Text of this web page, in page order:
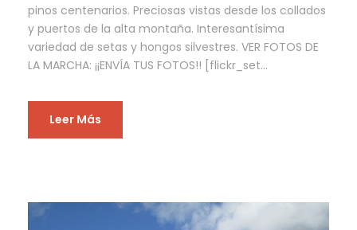
pinos centenarios. Preciosas vistas desde los collados
y puertos de la alta montaña. Interesantísima
variedad de setas y hongos silvestres. VER FOTOS DE
LA MARCHA: ¡¡ENVÍA TUS FOTOS!! [flickr_set...
Leer Más